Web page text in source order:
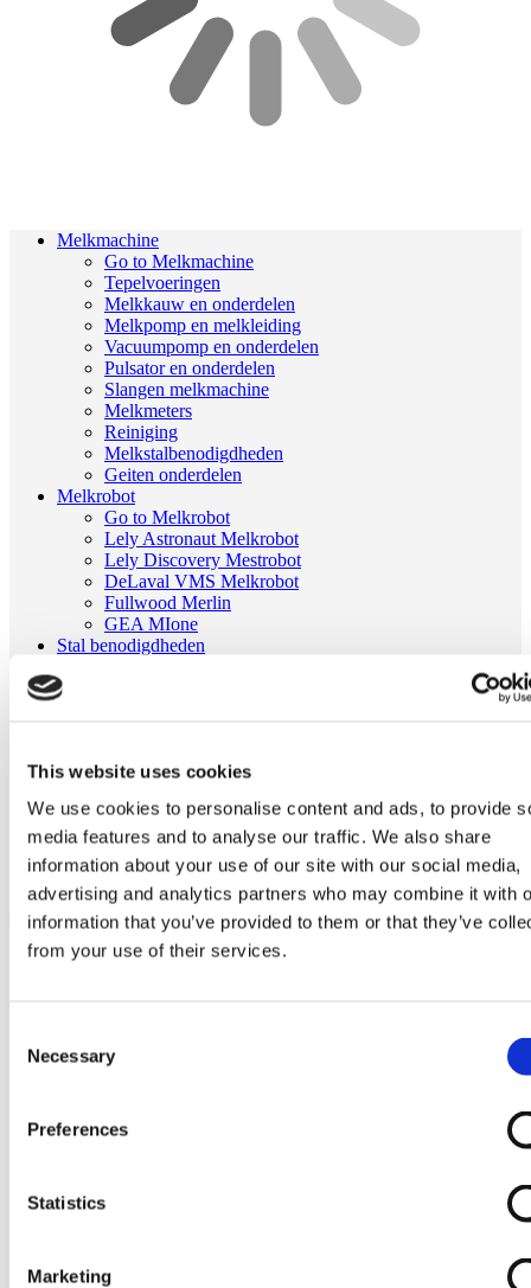
This website uses cookies
We use cookies to personalise content and ads, to provide
media features and to analyse our traffic. We also share
information about your use of our site with our social media,
advertising and analytics partners who may combine it with
information that you’ve provided to them or that they’ve
from your use of their services.
Selection
Necessary
Preferences
Statistics
Marketing
Melkmachine
Go to Melkmachine
Tepelvoeringen
Melkkauw en onderdelen
Melkpomp en melkleiding
Vacuumpomp en onderdelen
Pulsator en onderdelen
Slangen melkmachine
Melkmeters
Reiniging
Melkstalbenodigdheden
Geiten onderdelen
Melkrobot
Go to Melkrobot
Lely Astronaut Melkrobot
Lely Discovery Mestrobot
DeLaval VMS Melkrobot
Fullwood Merlin
GEA MIone
Stal benodigdheden
Skelex
Home
Melkmachine
Melkpomp en melkleiding
RVS veer passend voor FMP 100 | Delaval 996844-01
Ga naar het einde van de afbeeldingen-gallerij